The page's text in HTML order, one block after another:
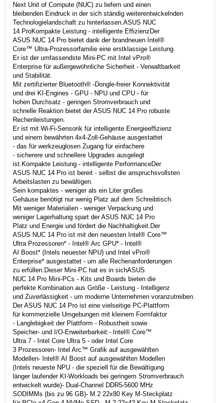
Next Unit of Compute (NUC) zu liefern und einen
bleibenden Eindruck in der sich ständig weiterentwickelnden
Technologielandschaft zu hinterlassen.ASUS NUC
14 ProKompakte Leistung - intelligente EffizienzDer
ASUS NUC 14 Pro bietet dank der brandneuen Intel®
Core™ Ultra-Prozessorfamilie eine erstklassige Leistung.
Er ist der umfassendste Mini-PC mit Intel vPro®
Enterprise für außergewöhnliche Sicherheit - Verwaltbarkeit
und Stabilität.
Mit zertifizierter Bluetooth® -Dongle-freier Konnektivität
und drei KI-Engines - GPU - NPU und CPU - für
hohen Durchsatz - geringen Stromverbrauch und
schnelle Reaktion bietet der ASUS NUC 14 Pro robuste
Rechenleistungen.
Er ist mit Wi-Fi-Sensorik für intelligente Energieeffizienz
und einem bewährten 4x4-Zoll-Gehäuse ausgestattet
- das für werkzeuglosen Zugang für einfachere
- sicherere und schnellere Upgrades ausgelegt
ist.Kompakte Leistung - intelligente PerformanceDer
ASUS NUC 14 Pro ist bereit - selbst die anspruchsvollsten
Arbeitslasten zu bewältigen.
Sein kompaktes - weniger als ein Liter großes
Gehäuse benötigt nur wenig Platz auf dem Schreibtisch.
Mit weniger Materialien - weniger Verpackung und
weniger Lagerhaltung spart der ASUS NUC 14 Pro
Platz und Energie und fördert die Nachhaltigkeit.Der
ASUS NUC 14 Pro ist mit den neuesten Intel® Core™
Ultra Prozessoren* - Intel® Arc GPU* - Intel®
AI Boost* (Intels neuester NPU) und Intel vPro®
Enterprise* ausgestattet - um alle Rechenanforderungen
zu erfüllen.Dieser Mini-PC hat es in sichASUS
NUC 14 Pro Mini-PCs - Kits und Boards bieten die
perfekte Kombination aus Größe - Leistung - Intelligenz
und Zuverlässigkeit - um moderne Unternehmen voranzutreiben.
Der ASUS NUC 14 Pro ist eine vielseitige PC-Plattform
für kommerzielle Umgebungen mit kleinem Formfaktor
- Langlebigkeit der Plattform - Robustheit sowie
Speicher- und I/O-Erweiterbarkeit:- Intel® Core™
Ultra 7 - Intel Core Ultra 5 - oder Intel Core
3 Prozessoren- Intel Arc™ Grafik auf ausgewählten
Modellen- Intel® AI Boost auf ausgewählten Modellen
(Intels neueste NPU - die speziell für die Bewältigung
länger laufender KI-Workloads bei geringem Stromverbrauch
entwickelt wurde)- Dual-Channel DDR5-5600 MHz
SODIMMs (bis zu 96 GB)- M.2 22x80 Key M-Steckplatz